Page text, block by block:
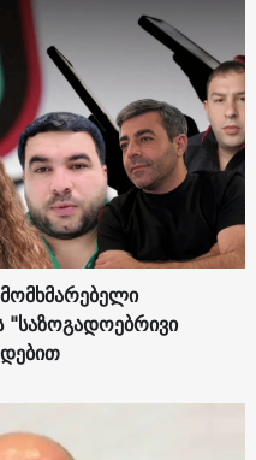
მომხმარებელი
"საზოგადოებრივი